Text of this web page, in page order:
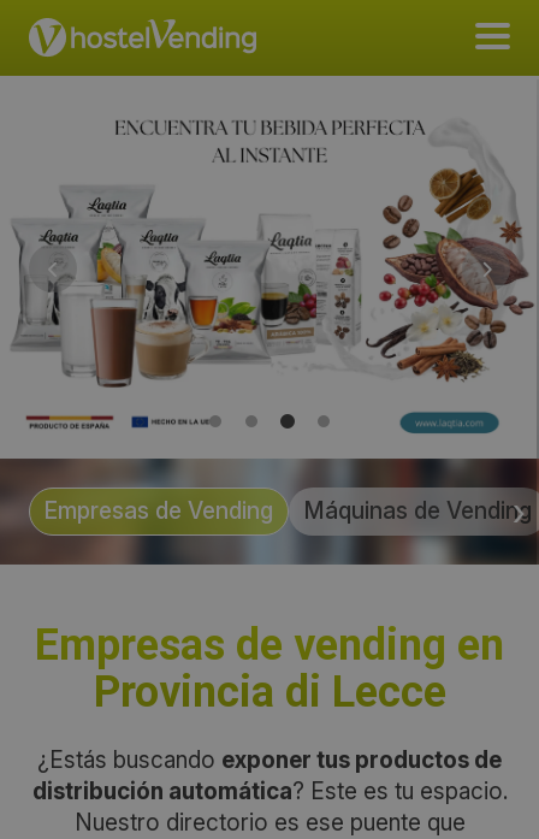
Empresas de Vending Máquinas de Vending
Empresas de vending en
Provincia di Lecce
¿Estás buscando exponer tus productos de
distribución automática? Este es tu espacio.
Nuestro directorio es ese puente que